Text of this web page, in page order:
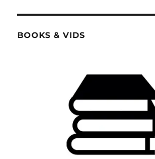
BOOKS & VIDS